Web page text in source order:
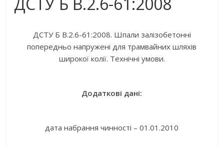
ДСТУ Б В.2.6-61:2008. Шпали залізобетонні
попередньо напружені для трамвайних шляхів
широкої колії. Технічні умови.
Додаткові дані:
дата набрання чинності – 01.01.2010